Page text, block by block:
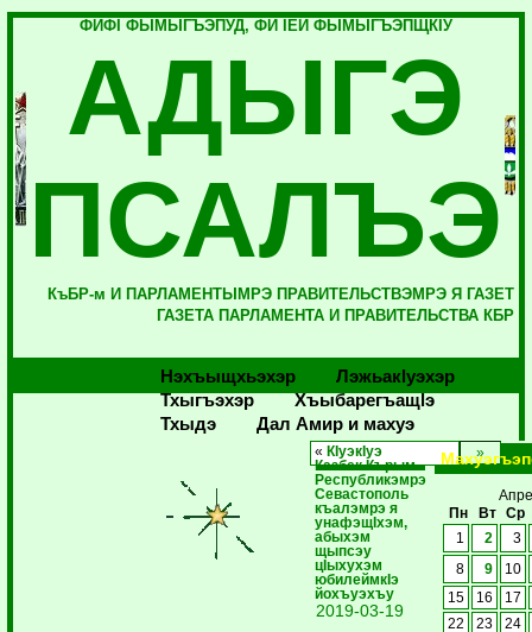
ФИФI ФЫМЫГЪЭПУД, ФИ IЕЙ ФЫМЫГЪЭПЩКIУ
АДЫГЭ
ПСАЛЪЭ
КъБР-м И ПАРЛАМЕНТЫМРЭ ПРАВИТЕЛЬСТВЭМРЭ Я ГАЗЕТ
ГАЗЕТА ПАРЛАМЕНТА И ПРАВИТЕЛЬСТВА КБР
Нэхъыщхьэхэр
Лэжьакlуэхэр
Тхыгъэхэр
Хъыбарегъащlэ
Тхыдэ
Дал Амир и махуэ
« КIуэкIуэ
Казбек Кърым
Республикэмрэ
Севастополь
къалэмрэ я
унафэщIхэм,
абыхэм
щыпсэу
цIыхухэм
юбилеймкIэ
йохъуэхъу
2019-03-19
Пн
Вт Ср
1 2 3
8 9
10
15
16
17
22
23
24